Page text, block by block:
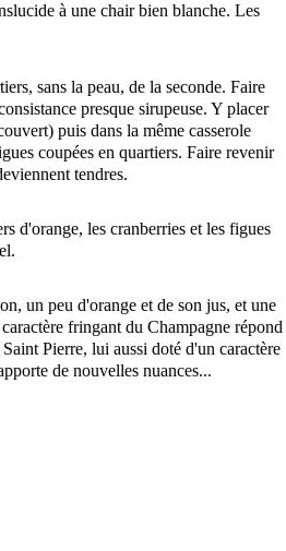
à une chair bien blanche. Les
sans la peau, de la seconde. Faire
presque sirupeuse. Y placer
puis dans la même casserole
coupées en quartiers. Faire revenir
tendres.
d'orange, les cranberries et les figues
un peu d'orange et de son jus, et une
fringant du Champagne répond
Pierre, lui aussi doté d'un caractère
de nouvelles nuances...